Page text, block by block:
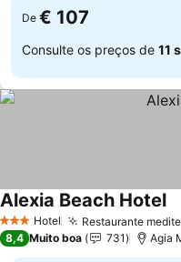
De € 107
Consulte os preços de 11
3 EstrelasHotel Restaurante
Alexia Beach Hotel
8,4 Muito boa 731 Agia